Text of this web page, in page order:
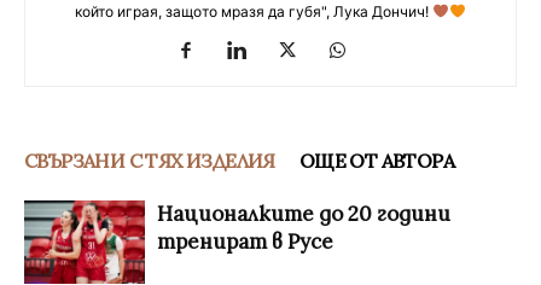
който играя, защото мразя да губя", Лука Дончич!
СВЪРЗАНИ С ТЯХ ИЗДЕЛИЯ ОЩЕ ОТ АВТОРА
Националките до 20 години
тренират в Русе